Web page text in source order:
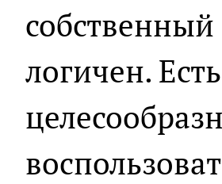
логичен.